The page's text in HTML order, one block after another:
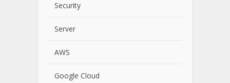
Security
Server
AWS
Google Cloud